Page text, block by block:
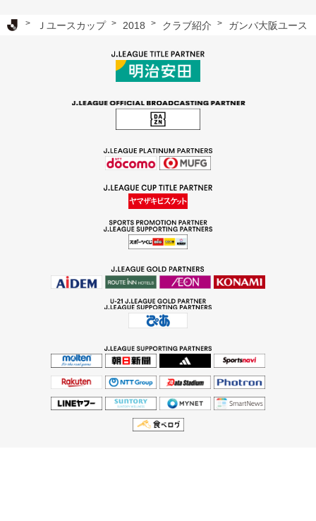
Ｊリーグ TOP
Ｊユースカップ 2018 クラブ紹介 ガンバ大阪ユース